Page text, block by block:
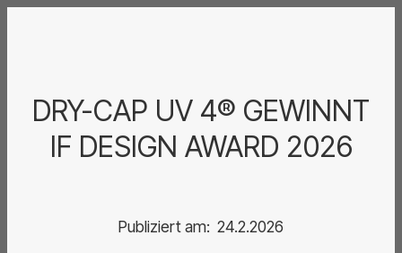
DRY-CAP UV 4® GEWINNT
IF DESIGN AWARD 2026
Publiziert am: 24.2.2026